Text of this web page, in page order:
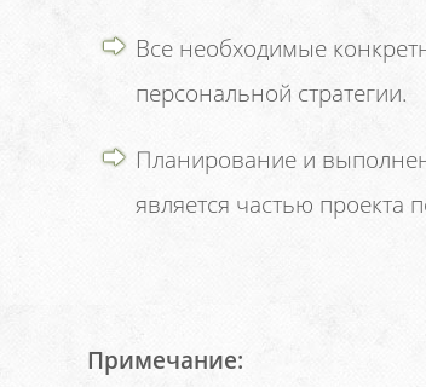
Все необходимые
персональной стратегии.
Планирование и
является частью проекта
Примечание: